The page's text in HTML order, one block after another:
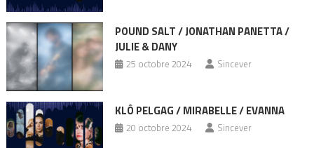
POUND SALT / JONATHAN PANETTA /
JULIE & DANY
25 octobre 2024 Sincever
KLÔ PELGAG / MIRABELLE / EVANNA
20 octobre 2024 Sincever